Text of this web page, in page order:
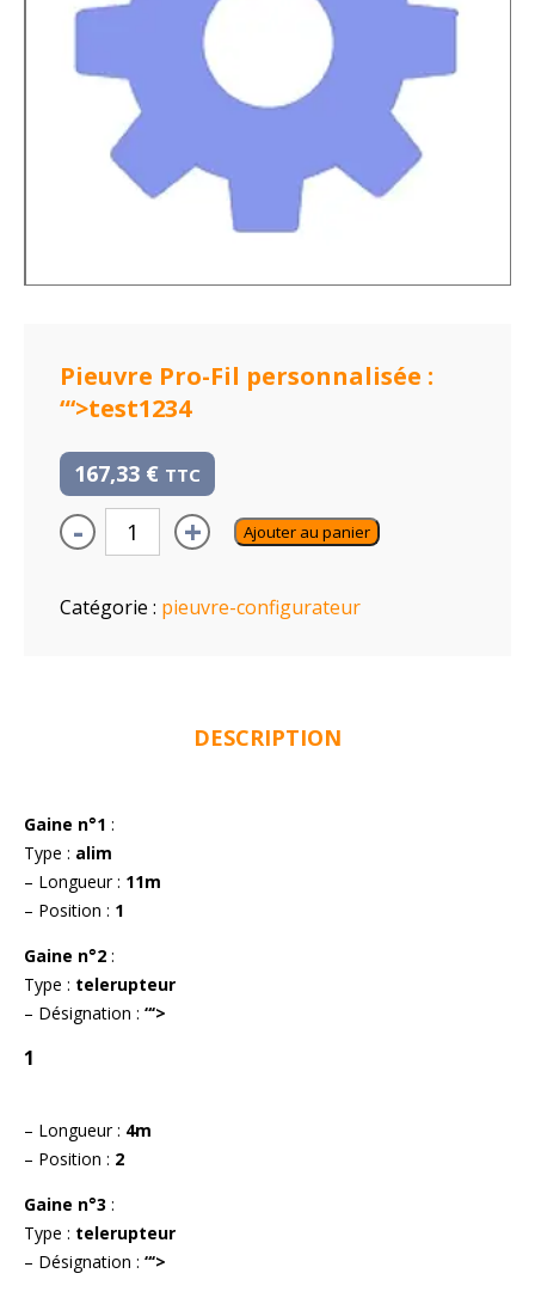
Pieuvre Pro-Fil personnalisée :
“‘>test1234
167,33 € TTC
- + Ajouter au panier
Catégorie : pieuvre-configurateur
DESCRIPTION
Gaine n°1 :
Type : alim
– Longueur : 11m
– Position : 1
Gaine n°2 :
Type : telerupteur
– Désignation : “‘>
1
– Longueur : 4m
– Position : 2
Gaine n°3 :
Type : telerupteur
– Désignation : “‘>